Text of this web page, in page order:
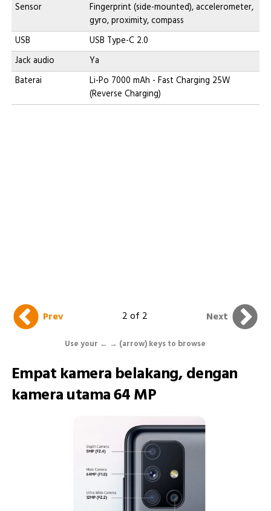
Sensor
Fingerprint (side-mounted), accelerometer,
gyro, proximity, compass
USB
USB Type-C 2.0
Jack audio
Ya
Baterai
Li-Po 7000 mAh - Fast Charging 25W
(Reverse Charging)
Prev 2 of 2 Next
Use your ← → (arrow) keys to browse
Empat kamera belakang, dengan
kamera utama 64 MP